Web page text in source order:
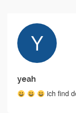
yeah
ich find